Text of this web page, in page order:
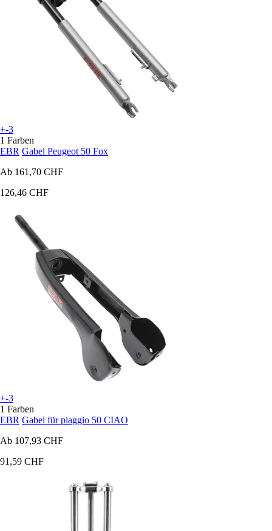
+-3
1 Farben
EBR Gabel Peugeot 50 Fox
Ab 161,70 CHF
126,46 CHF
+-3
1 Farben
EBR Gabel für piaggio 50 CIAO
Ab 107,93 CHF
91,59 CHF